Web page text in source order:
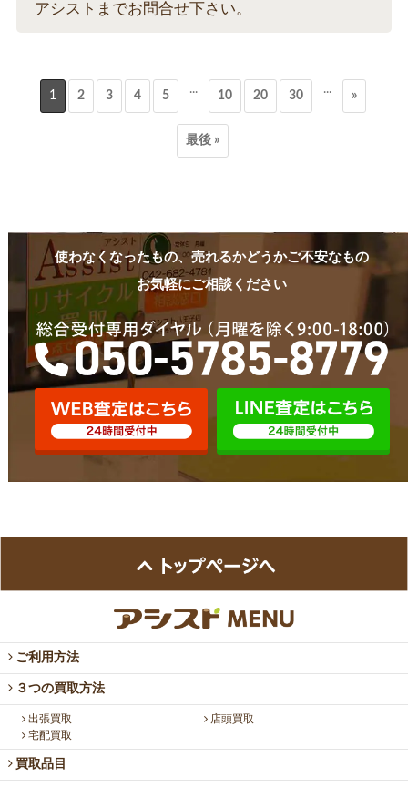
アシストまでお問合せ下さい。
1 2 3 4 5 ... 10 20 30 ... »
最後 »
使わなくなったもの、売れるかどうかご不安なもの
お気軽にご相談ください
ご利用方法
３つの買取方法
出張買取
店頭買取
宅配買取
買取品目